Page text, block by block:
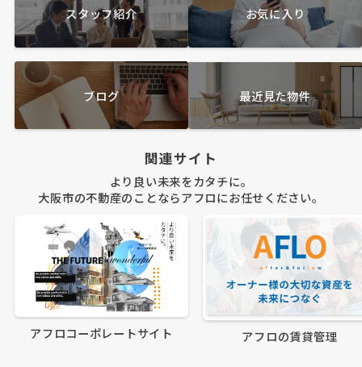
スタッフ紹介 お気に入り
ブログ 最近見た物件
関連サイト
より良い未来をカタチに。
大阪市の不動産のことならアフロにお任せください。
アフロコーポレートサイト アフロの賃貸管理